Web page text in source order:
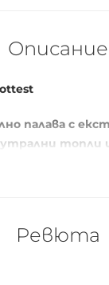
Описание
палава с
топли
ултра
цветове.
Ревюта